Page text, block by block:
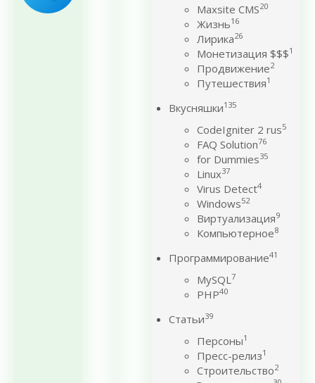
Maxsite CMS20
Жизнь16
Лирика26
Монетизация $$$1
Продвижение2
Путешествия1
Вкусняшки135
CodeIgniter 2 rus5
FAQ Solution76
for Dummies35
Linux37
Virus Detect4
Windows52
Виртуализация9
Компьютерное8
Программирование41
MySQL7
PHP40
Статьи39
Персоны1
Пресс-релиз1
Строительство2